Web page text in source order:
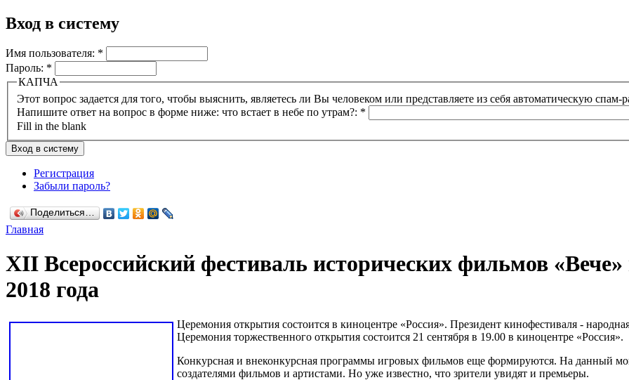
Вход в систему
Имя пользователя: *
Пароль: *
КАПЧА
Этот вопрос задается для того, чтобы выяснить, являетесь ли Вы человеком или представляете из себя
Напишите ответ на вопрос в форме ниже: что встает в небе по утрам?: *
Fill in the blank
Регистрация
Забыли пароль?
Поделиться…
Главная
XII Всероссийский фестиваль исторических фильмов «Вече»
2018 года
Церемония открытия состоится в киноцентре «Россия». Президент кинофестиваля -
Церемония торжественного открытия состоится 21 сентября в 19.00 в киноцентре «Россия».
Конкурсная и внеконкурсная программы игровых фильмов еще формируются. На данный
создателями фильмов и артистами. Но уже известно, что зрители увидят и премьеры.